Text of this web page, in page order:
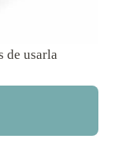
de usarla